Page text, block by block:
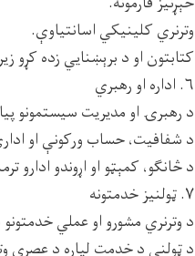
وترنري کلینیکي اسانتیاوې.
کتابتون او د برېښنايي زده کړو
۶. اداره او رهبري
د رهبرۍ او مدیریت سیستمونو
د شفافیت، حساب ورکونې او
د څانګو، کمېټو او اړوندو
۷. ټولنیز خدمتونه
د وترنري مشورو او عملي
د ټولنې د خدمت لپاره د عصري